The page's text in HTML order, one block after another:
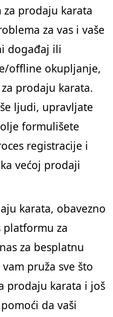
za prodaju karata
za vas i vaše
događaj ili
offline okupljanje,
prodaju karata.
ljudi, upravljate
formulišete
registracije i
većoj prodaji
karata, obavezno
platformu za
za besplatnu
pruža sve što
prodaju karata i još
da vaši